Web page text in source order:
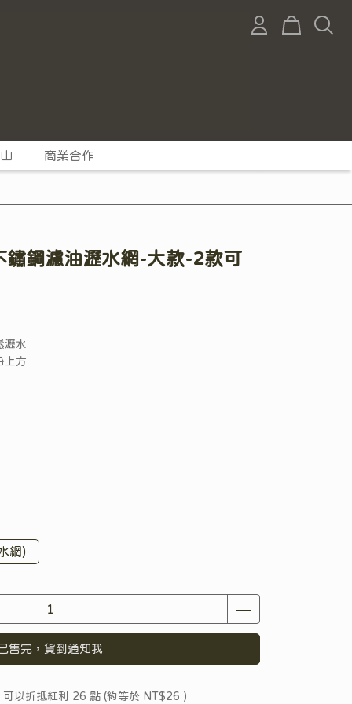
商業合作
鋼濾油瀝水網-大款-2款可
瀝水
上方
網)
售完，貨到通知我
以折抵紅利 26 點 (約等於 NT$26 )